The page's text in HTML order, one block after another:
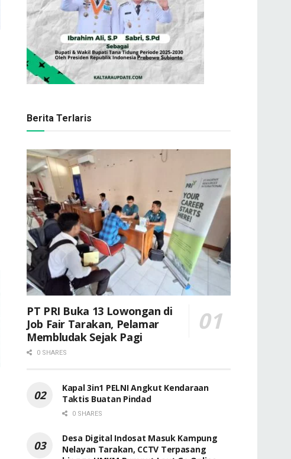
Berita Terlaris
PT PRI Buka 13 Lowongan di
Job Fair Tarakan, Pelamar
Membludak Sejak Pagi
0 SHARES
Kapal 3in1 PELNI Angkut Kendaraan
Taktis Buatan Pindad
0 SHARES
Desa Digital Indosat Masuk Kampung
Nelayan Tarakan, CCTV Terpasang